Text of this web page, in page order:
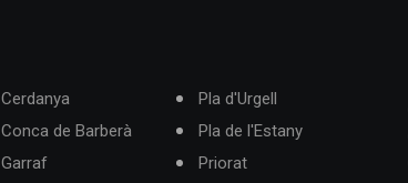
Cerdanya
Conca de Barberà
Garraf
Pla d'Urgell
Pla de l'Estany
Priorat